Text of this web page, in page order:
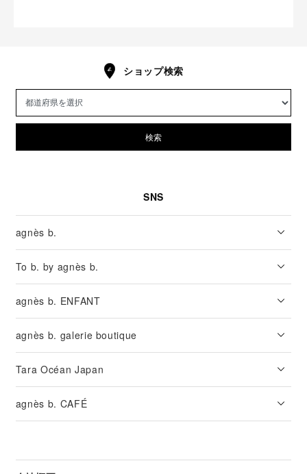
ショップ検索
検索
SNS
agnès b.
To b. by agnès b.
agnès b. ENFANT
agnès b. galerie boutique
Tara Océan Japan
agnès b. CAFÉ